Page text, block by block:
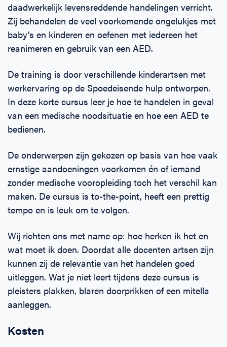
daadwerkelijk levensreddende handelingen verricht.
Zij behandelen de veel voorkomende ongelukjes met
baby’s en kinderen en oefenen met iedereen het
reanimeren en gebruik van een AED.
De training is door verschillende kinderartsen met
werkervaring op de Spoedeisende hulp ontworpen.
In deze korte cursus leer je hoe te handelen in geval
van een medische noodsituatie en hoe een AED te
bedienen.
De onderwerpen zijn gekozen op basis van hoe vaak
ernstige aandoeningen voorkomen én of iemand
zonder medische vooropleiding toch het verschil kan
maken. De cursus is to-the-point, heeft een prettig
tempo en is leuk om te volgen.
Wij richten ons met name op: hoe herken ik het en
wat moet ik doen. Doordat alle docenten artsen zijn
kunnen zij de relevantie van het handelen goed
uitleggen. Wat je niet leert tijdens deze cursus is
pleisters plakken, blaren doorprikken of een mitella
aanleggen.
Kosten